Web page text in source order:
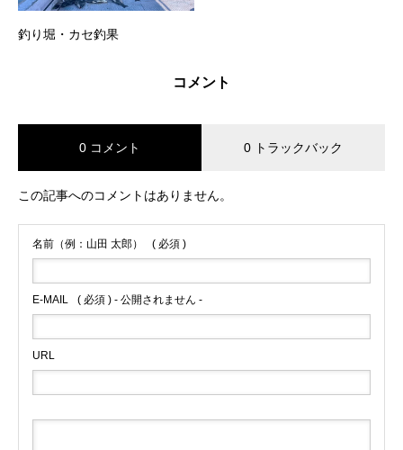
釣り堀・カセ釣果
コメント
0 コメント 0 トラックバック
この記事へのコメントはありません。
名前（例：山田 太郎） ( 必須 )
E-MAIL ( 必須 ) - 公開されません -
URL